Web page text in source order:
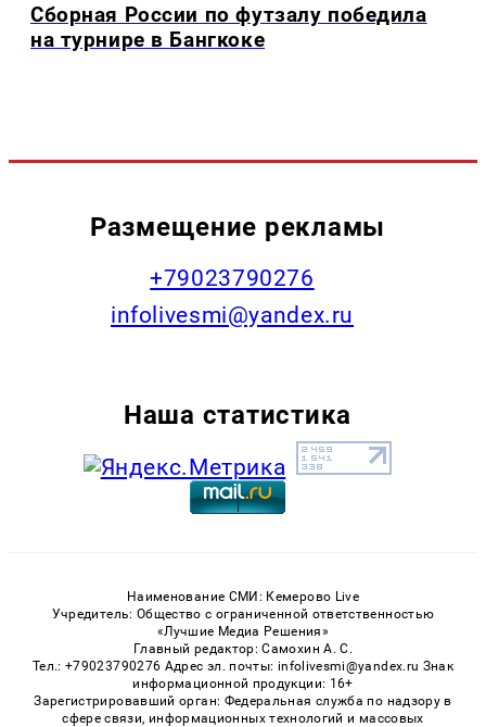
Сборная России по футзалу победила
на турнире в Бангкоке
Размещение рекламы
+79023790276
infolivesmi@yandex.ru
Наша статистика
Наименование СМИ: Кемерово Live
Учредитель: Общество с ограниченной ответственностью
«Лучшие Медиа Решения»
Главный редактор: Самохин А. С.
Тел.: +79023790276 Адрес эл. почты: infolivesmi@yandex.ru Знак
информационной продукции: 16+
Зарегистрировавший орган: Федеральная служба по надзору в
сфере связи, информационных технологий и массовых